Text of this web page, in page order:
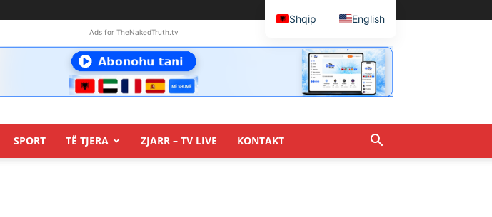
Ads for TheNakedTruth.tv
SPORT TË TJERA ZJARR – TV LIVE KONTAKT
Shqip English